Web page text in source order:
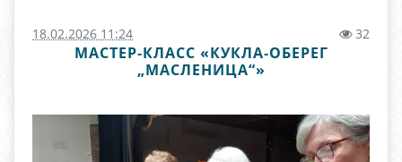
18.02.2026 11:24 32
МАСТЕР‑КЛАСС «КУКЛА‑ОБЕРЕГ
„МАСЛЕНИЦА“»